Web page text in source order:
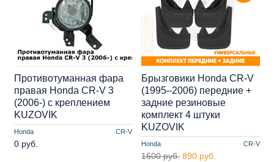
Honda CR-V
Противотуманная фара
правая Honda CR-V 3
(2006-) с креплением
KUZOVIK
0 руб. Honda CR-V
Брызговики Honda CR-V
(1995–2006) передние +
задние резиновые
комплект 4 штуки
KUZOVIK
1600 руб. 890 руб.